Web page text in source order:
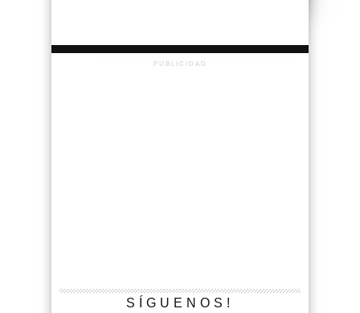
PUBLICIDAD
SÍGUENOS!